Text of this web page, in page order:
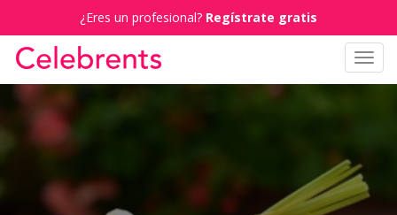
¿Eres un profesional? Regístrate gratis